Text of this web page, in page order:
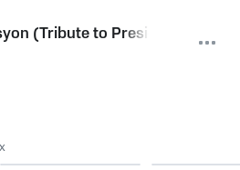
(Tribute to President Cory